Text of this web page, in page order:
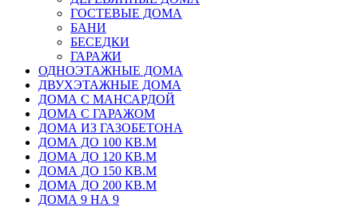
ГОСТЕВЫЕ ДОМА
БАНИ
БЕСЕДКИ
ГАРАЖИ
ОДНОЭТАЖНЫЕ ДОМА
ДВУХЭТАЖНЫЕ ДОМА
ДОМА С МАНСАРДОЙ
ДОМА С ГАРАЖОМ
ДОМА ИЗ ГАЗОБЕТОНА
ДОМА ДО 100 КВ.М
ДОМА ДО 120 КВ.М
ДОМА ДО 150 КВ.М
ДОМА ДО 200 КВ.М
ДОМА 9 НА 9